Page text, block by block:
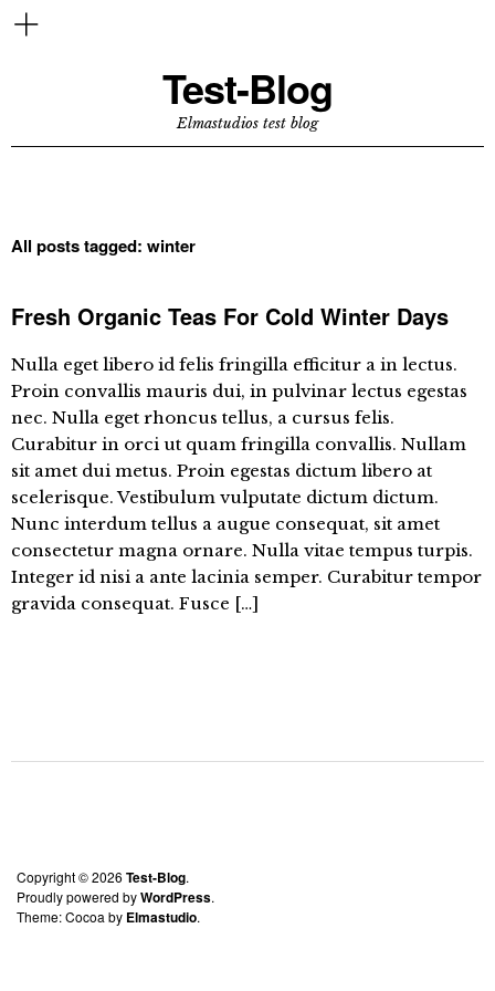
Test-Blog
Elmastudios test blog
All posts tagged: winter
Fresh Organic Teas For Cold Winter Days
Nulla eget libero id felis fringilla efficitur a in lectus.
Proin convallis mauris dui, in pulvinar lectus egestas
nec. Nulla eget rhoncus tellus, a cursus felis.
Curabitur in orci ut quam fringilla convallis. Nullam
sit amet dui metus. Proin egestas dictum libero at
scelerisque. Vestibulum vulputate dictum dictum.
Nunc interdum tellus a augue consequat, sit amet
consectetur magna ornare. Nulla vitae tempus turpis.
Integer id nisi a ante lacinia semper. Curabitur tempor
gravida consequat. Fusce […]
Copyright © 2026 Test-Blog
Proudly powered byWordPress
Theme: Cocoa by Elmastudio